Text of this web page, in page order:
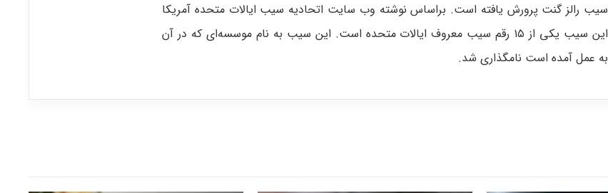
سیب رالز گنت پرورش یافته است. براساس نوشته وب سایت اتحادیه سیب ایالات متحده آمریکا
این سیب یکی از ۱۵ رقم سیب معروف ایالات متحده است. این سیب به نام موسسه‌ای که در آن
به عمل آمده است نامگذاری شد.